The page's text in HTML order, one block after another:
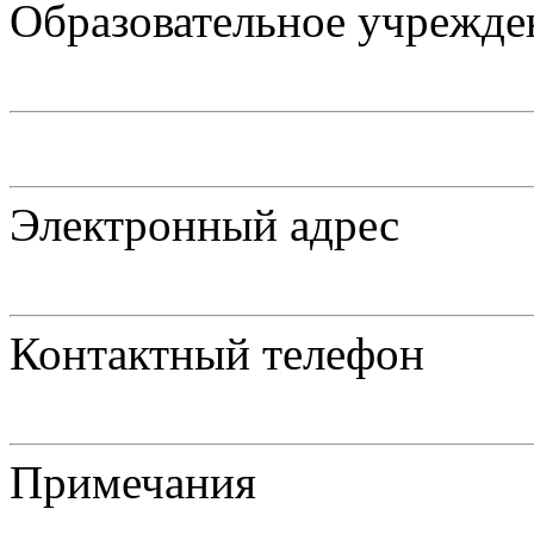
Образовательное
Электронный адрес
Контактный телефон
Примечания